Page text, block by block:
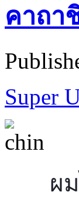
คาถา
Super
ผมไ